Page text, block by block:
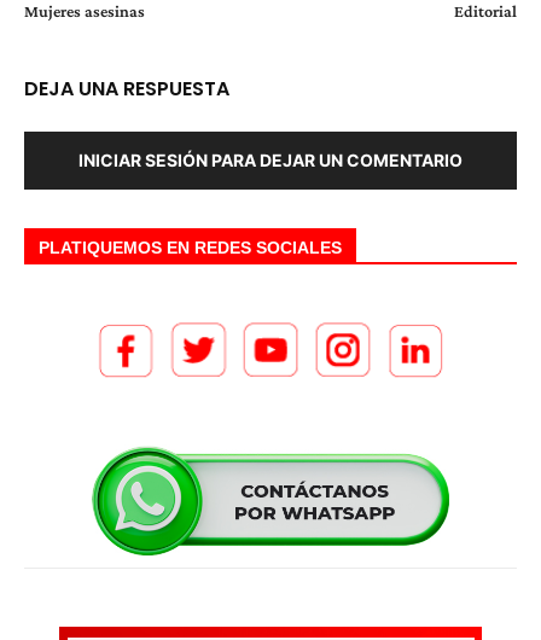
Mujeres asesinas Editorial
DEJA UNA RESPUESTA
INICIAR SESIÓN PARA DEJAR UN COMENTARIO
PLATIQUEMOS EN REDES SOCIALES